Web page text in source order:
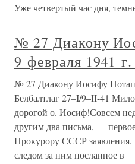
Уже четвертый час дня,
№ 27 Диакону
9 февраля 1941 г.
№ 27 Диакону Иосифу
Белбалтлаг 27–I/9–II-41
дорогой о. Иосиф!Совсем
другим два письма, —
Прокурору СССР
следом за ним посланное в